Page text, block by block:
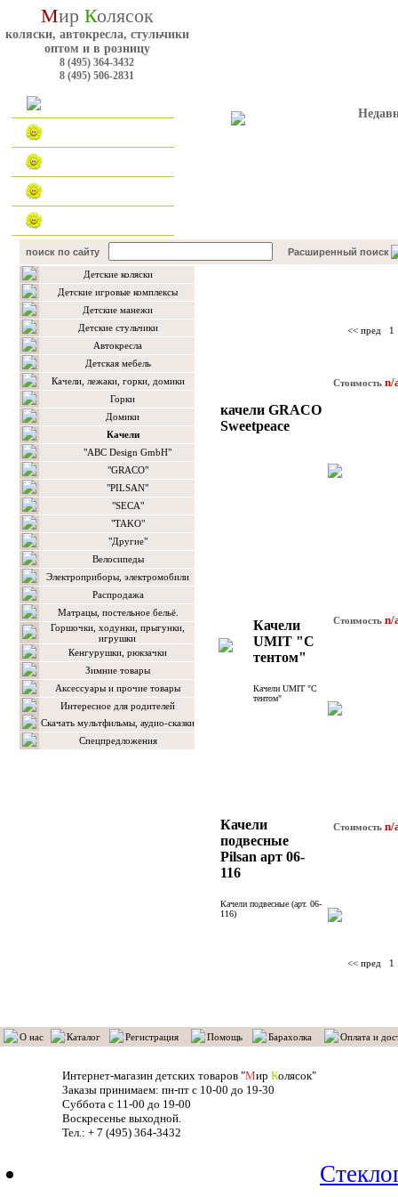
Мир Колясок
коляски, автокресла, стульчики
оптом и в розницу
8 (495) 364-3432
8 (495) 506-2831
поиск по сайту Расширенный поиск
Детские коляски
Детские игровые комплексы
Детские манежи
Детские стульчики
Автокресла
Детская мебель
Качели, лежаки, горки, домики
Горки
Домики
Качели
"ABC Design GmbH"
"GRACO"
"PILSAN"
"SEСA"
"TAKO"
"Другие"
Велосипеды
Электроприборы, электромобили
Распродажа
Матрацы, постельное бельё.
Горшочки, ходунки, прыгунки,
игрушки
Кенгурушки, рюкзачки
Зимние товары
Аксессуары и прочие товары
Интересное для родителей
Скачать мультфильмы, аудио-сказки
Спецпредложения
<< пред 1
качели GRACO
Sweetpeace
Стоимость n/
Качели
UMIT "С
тентом"
Качели UMIT "С
тентом"
Стоимость n/
Качели
подвесные
Pilsan арт 06-
116
Качели подвесные (арт. 06-
116)
Стоимость n/
<< пред 1
О нас Каталог Регистрация Помощь Барахолка Оплата и
Интернет-магазин детских товаров "Мир Колясок"
Заказы принимаем: пн-пт с 10-00 до 19-30
Суббота с 11-00 до 19-00
Воскресенье выходной.
Тел.: + 7 (495) 364-3432